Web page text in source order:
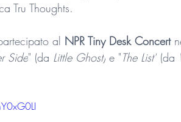
Tru Thoughts.
al NPR Tiny Desk Concert
Side" (da Little Ghost) e "The List" (da